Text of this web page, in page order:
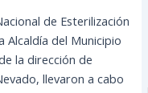
de Esterilización
Alcaldía del Municipio
la dirección de
llevaron a cabo